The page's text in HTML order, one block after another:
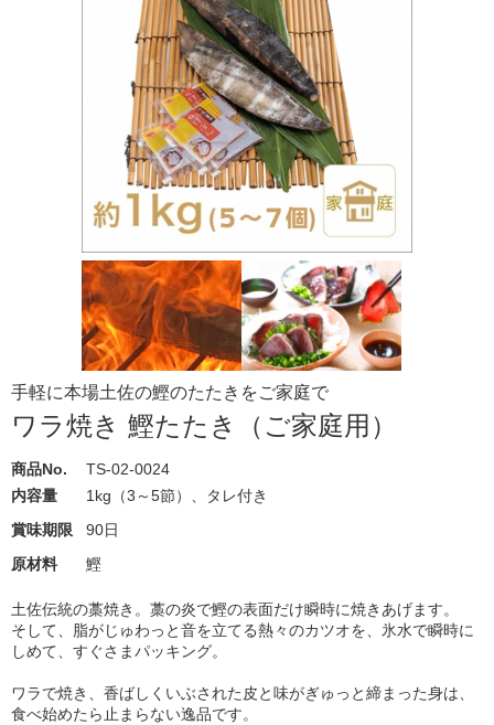
手軽に本場土佐の鰹のたたきをご家庭で
ワラ焼き 鰹たたき（ご家庭用）
商品No.
TS-02-0024
内容量
1kg（3～5節）、タレ付き
賞味期限 90日
原材料 鰹
土佐伝統の藁焼き。藁の炎で鰹の表面だけ瞬時に焼きあげます。
そして、脂がじゅわっと音を立てる熱々のカツオを、氷水で瞬時に
しめて、すぐさまパッキング。
ワラで焼き、香ばしくいぶされた皮と味がぎゅっと締まった身は、
食べ始めたら止まらない逸品です。